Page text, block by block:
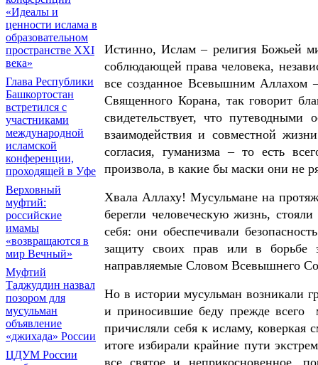
«Идеалы и
ценности ислама в
образовательном
пространстве XXI
века»
Глава Республики
Башкортостан
встретился с
участниками
международной
исламской
конференции,
проходящей в Уфе
Верховный
муфтий:
российские
имамы
«возвращаются в
мир Вечный»
Муфтий
Таджуддин назвал
позором для
мусульман
объявление
«джихада» России
ЦДУМ России
Истинно, Ислам – религия Божьей
соблюдающей права человека,
все созданное Всевышним Аллахом
Священного Корана, так говорит
свидетельствует, что
взаимодействия и совместной
согласия, гуманизма – то есть
произвола, в какие бы маски они не
Хвала Аллаху! Мусульмане на
берегли человеческую жизнь,
себя: они обеспечивали
защиту своих прав или в борьбе
направляемые Словом Всевышнего
Но в истории мусульман возникали
и приносившие беду прежде всего
причисляли себя к исламу,
итоге избирали крайние пути